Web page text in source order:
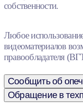
собственности.
Любое
видеоматериалов
правообладателя
Сообщить об
Обращение в